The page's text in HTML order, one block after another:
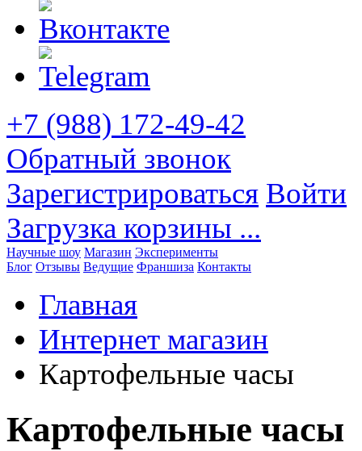
+7 (988) 172-49-42
Обратный звонок
Зарегистрироваться Войти
Загрузка корзины ...
Научные шоу Магазин Эксперименты
Блог Отзывы Ведущие Франшиза Контакты
Главная
Интернет магазин
Картофельные часы
Картофельные часы